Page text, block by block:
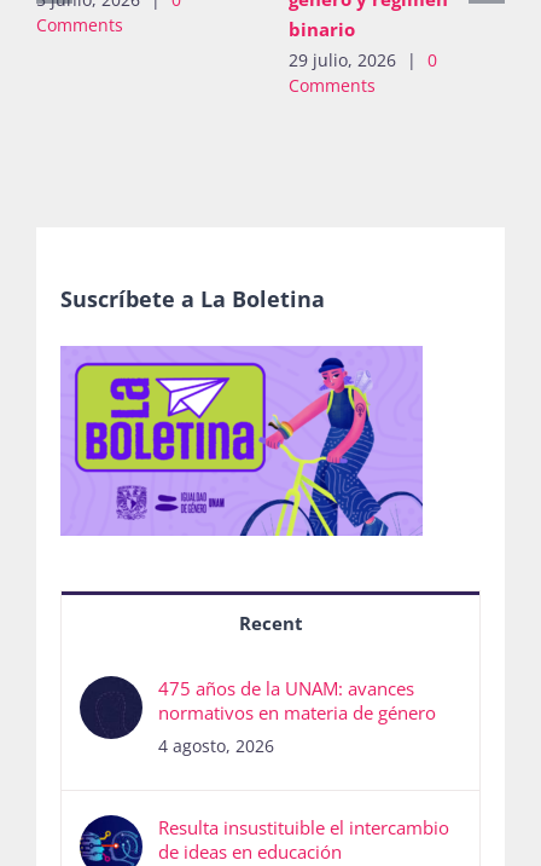
Comments
binario
29 julio, 2026 |
0
Comments
Suscríbete a La Boletina
Recent
475 años de la UNAM: avances
normativos en materia de género
4 agosto, 2026
Resulta insustituible el intercambio
de ideas en educación